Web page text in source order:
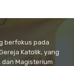
berfokus pada
Katolik, yang
dan Magisterium